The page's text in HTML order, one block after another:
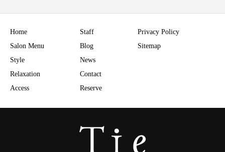
Home
Salon Menu
Style
Relaxation
Access
Staff
Blog
News
Contact
Reserve
Privacy Policy
Sitemap